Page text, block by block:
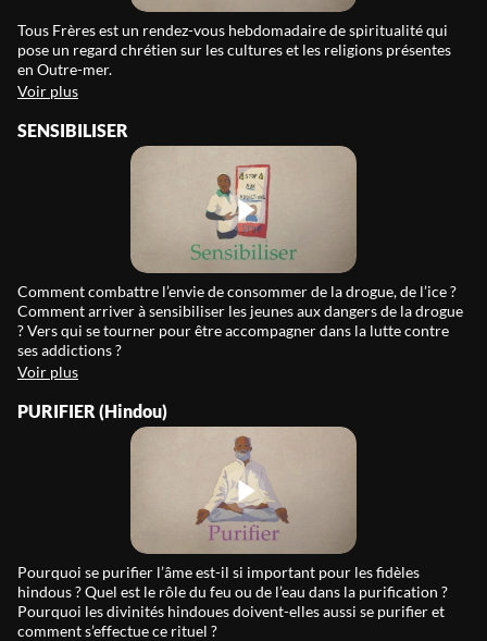
Tous Frères est un rendez-vous hebdomadaire de spiritualité qui
pose un regard chrétien sur les cultures et les religions présentes
en Outre-mer.
Voir plus
SENSIBILISER
Comment combattre l’envie de consommer de la drogue, de l’ice ?
Comment arriver à sensibiliser les jeunes aux dangers de la drogue
? Vers qui se tourner pour être accompagner dans la lutte contre
ses addictions ?
Voir plus
PURIFIER (Hindou)
Pourquoi se purifier l’âme est-il si important pour les fidèles
hindous ? Quel est le rôle du feu ou de l’eau dans la purification ?
Pourquoi les divinités hindoues doivent-elles aussi se purifier et
comment s’effectue ce rituel ?